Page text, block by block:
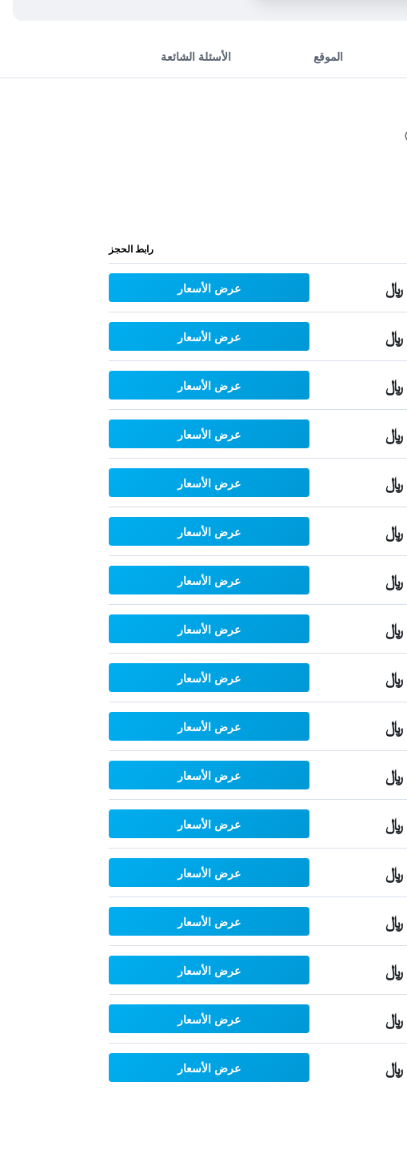
الموقع الأسئلة الشائعة
رابط الحجز
عرض الأسعار
عرض الأسعار
عرض الأسعار
عرض الأسعار
عرض الأسعار
عرض الأسعار
عرض الأسعار
عرض الأسعار
عرض الأسعار
عرض الأسعار
عرض الأسعار
عرض الأسعار
عرض الأسعار
عرض الأسعار
عرض الأسعار
عرض الأسعار
عرض الأسعار